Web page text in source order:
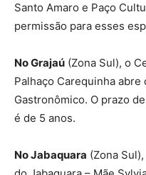
Santo Amaro e Paço
permissão para esses
No Grajaú (Zona Sul), o
Palhaço Carequinha
Gastronômico. O prazo
é de 5 anos.
No Jabaquara (Zona